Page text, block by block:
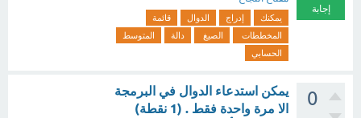
إجابة
يمكنك إدراج الدوال
قائمة
المخططات
الصيغ دالة
المتوسط
الحسابي
0
يمكن استدعاء الدوال في البرمجة
الا مرة واحدة فقط . (1 نقطة)